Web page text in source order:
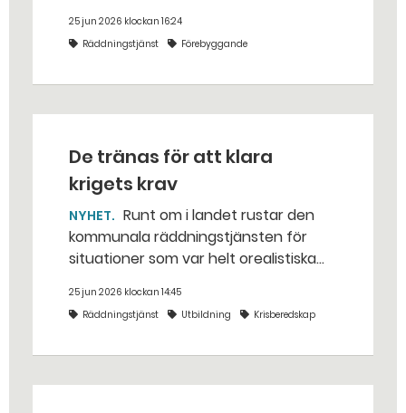
25 jun 2026 klockan 16:24
Räddningstjänst
Förebyggande
De tränas för att klara
krigets krav
NYHET
kommunala räddningstjänsten för
situationer som var helt orealistiska
bakhåll, utspridda granater och hot
från livsfarliga drönare i det
25 jun 2026 klockan 14:45
Räddningstjänst
Utbildning Krisberedskap